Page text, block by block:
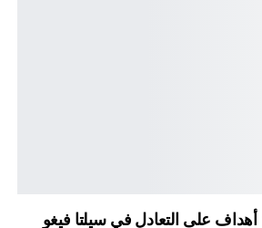
أهداف على التعادل في سيلتا فيغو